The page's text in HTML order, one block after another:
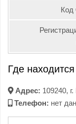
Где
Адрес: 109240,
Телефон: нет